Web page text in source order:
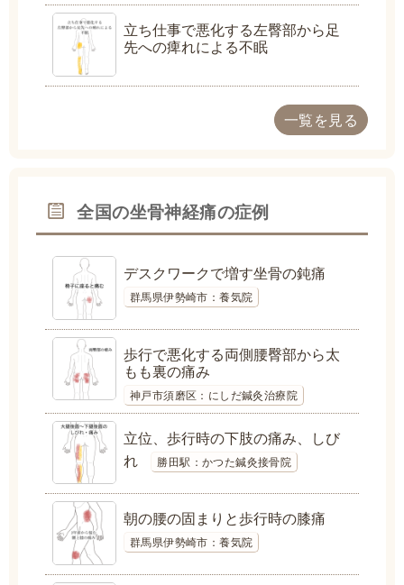
立ち仕事で悪化する左臀部から足
先への痺れによる不眠
一覧を見る
全国の坐骨神経痛の症例
デスクワークで増す坐骨の鈍痛
群馬県伊勢崎市：養気院
歩行で悪化する両側腰臀部から太
もも裏の痛み
神戸市須磨区：にしだ鍼灸治療院
立位、歩行時の下肢の痛み、しび
れ
勝田駅：かつた鍼灸接骨院
朝の腰の固まりと歩行時の膝痛
群馬県伊勢崎市：養気院